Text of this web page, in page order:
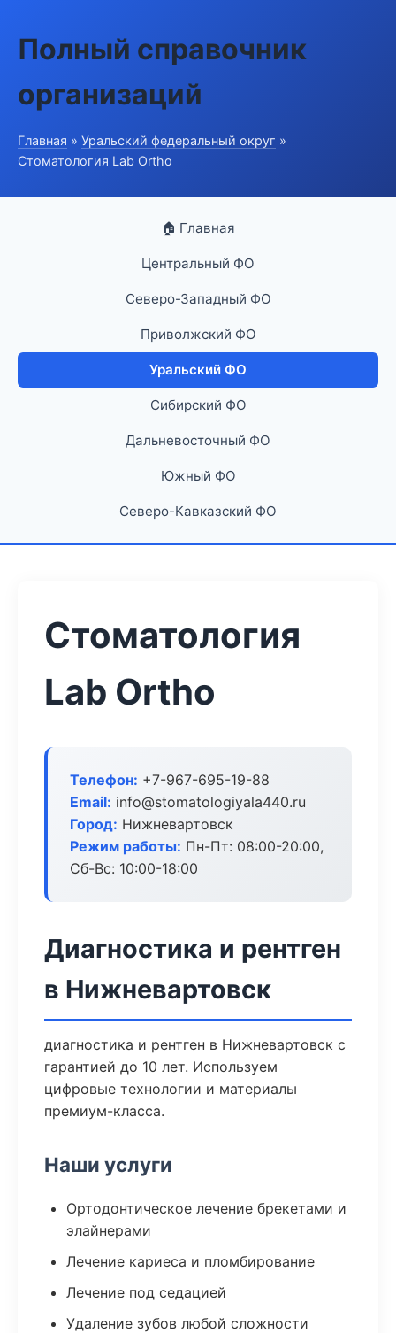
Полный справочник
организаций
Главная » Уральский федеральный округ »
Стоматология Lab Ortho
🏠 Главная
Центральный ФО
Северо-Западный ФО
Приволжский ФО
Уральский ФО
Сибирский ФО
Дальневосточный ФО
Южный ФО
Северо-Кавказский ФО
Стоматология
Lab Ortho
Телефон: +7-967-695-19-88
Email: info@stomatologiyala440.ru
Город: Нижневартовск
Режим работы: Пн-Пт: 08:00-20:00,
Сб-Вс: 10:00-18:00
Диагностика и рентген
в Нижневартовск
диагностика и рентген в Нижневартовск с
гарантией до 10 лет. Используем
цифровые технологии и материалы
премиум-класса.
Наши услуги
Ортодонтическое лечение брекетами и
элайнерами
Лечение кариеса и пломбирование
Лечение под седацией
Удаление зубов любой сложности